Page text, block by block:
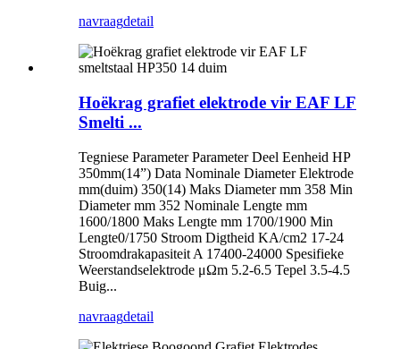
navraagdetail
Hoëkrag grafiet elektrode vir EAF LF
Smelti ...
Tegniese Parameter Parameter Deel Eenheid HP
350mm(14”) Data Nominale Diameter Elektrode
mm(duim) 350(14) Maks Diameter mm 358 Min
Diameter mm 352 Nominale Lengte mm
1600/1800 Maks Lengte mm 1700/1900 Min
Lengte0/1750 Stroom Digtheid KA/cm2 17-24
Stroomdrakapasiteit A 17400-24000 Spesifieke
Weerstandselektrode μΩm 5.2-6.5 Tepel 3.5-4.5
Buig...
navraagdetail